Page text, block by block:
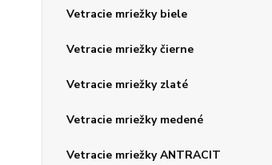
Vetracie mriežky biele
Vetracie mriežky čierne
Vetracie mriežky zlaté
Vetracie mriežky medené
Vetracie mriežky ANTRACIT